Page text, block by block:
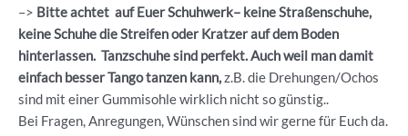
–> Bitte achtet auf Euer Schuhwerk– keine Straßenschuhe,
keine Schuhe die Streifen oder Kratzer auf dem Boden
hinterlassen. Tanzschuhe sind perfekt. Auch weil man damit
einfach besser Tango tanzen kann,z.B. die Drehungen/Ochos
sind mit einer Gummisohle wirklich nicht so günstig..
Bei Fragen, Anregungen, Wünschen sind wir gerne für Euch da.